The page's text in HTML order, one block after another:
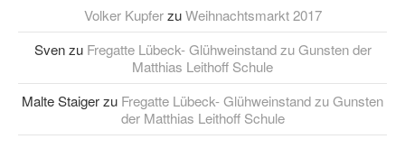
Volker KupferzuWeihnachtsmarkt 2017
Svenzu Fregatte Lübeck- Glühweinstand zu Gunsten der
Matthias Leithoff Schule
Malte Staigerzu Fregatte Lübeck- Glühweinstand zu Gunsten
der Matthias Leithoff Schule